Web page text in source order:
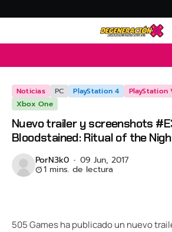
Noticias PC PlayStation 4 PlayStation
Xbox One
Nuevo trailer y screenshots
Bloodstained: Ritual of the
PorN3k0 09 Jun, 2017
1 mins. de lectura
505 Games ha publicado un nuevo